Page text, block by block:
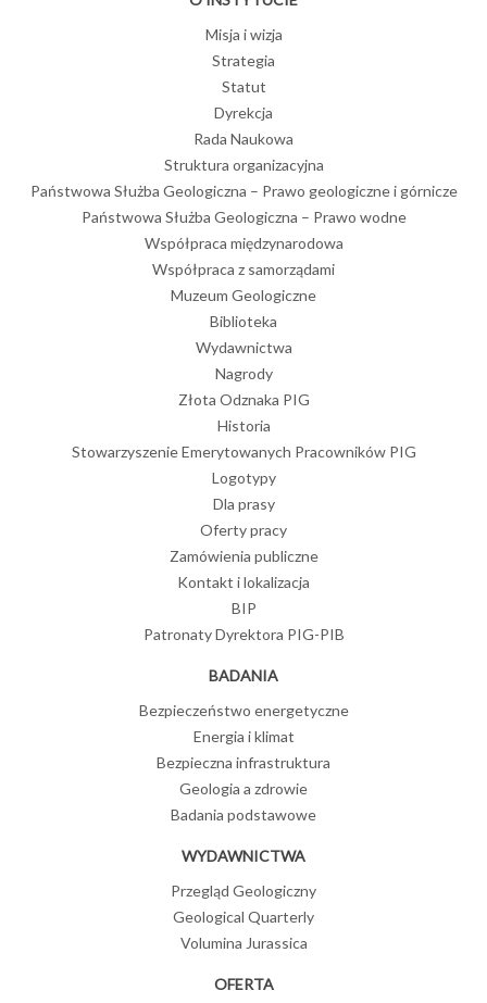
Misja i wizja
Strategia
Statut
Dyrekcja
Rada Naukowa
Struktura organizacyjna
Państwowa Służba Geologiczna – Prawo geologiczne i górnicze
Państwowa Służba Geologiczna – Prawo wodne
Współpraca międzynarodowa
Współpraca z samorządami
Muzeum Geologiczne
Biblioteka
Wydawnictwa
Nagrody
Złota Odznaka PIG
Historia
Stowarzyszenie Emerytowanych Pracowników PIG
Logotypy
Dla prasy
Oferty pracy
Zamówienia publiczne
Kontakt i lokalizacja
BIP
Patronaty Dyrektora PIG-PIB
BADANIA
Bezpieczeństwo energetyczne
Energia i klimat
Bezpieczna infrastruktura
Geologia a zdrowie
Badania podstawowe
WYDAWNICTWA
Przegląd Geologiczny
Geological Quarterly
Volumina Jurassica
OFERTA